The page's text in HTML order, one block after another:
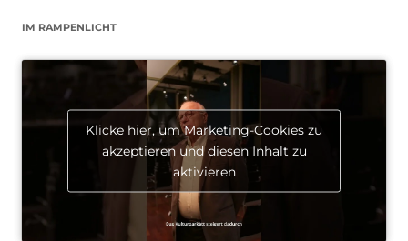
IM RAMPENLICHT
Klicke hier, um Marketing-Cookies zu
akzeptieren und diesen Inhalt zu
aktivieren